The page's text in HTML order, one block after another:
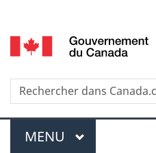
selection
Recherche
Menu
MENU PRINCIPAL